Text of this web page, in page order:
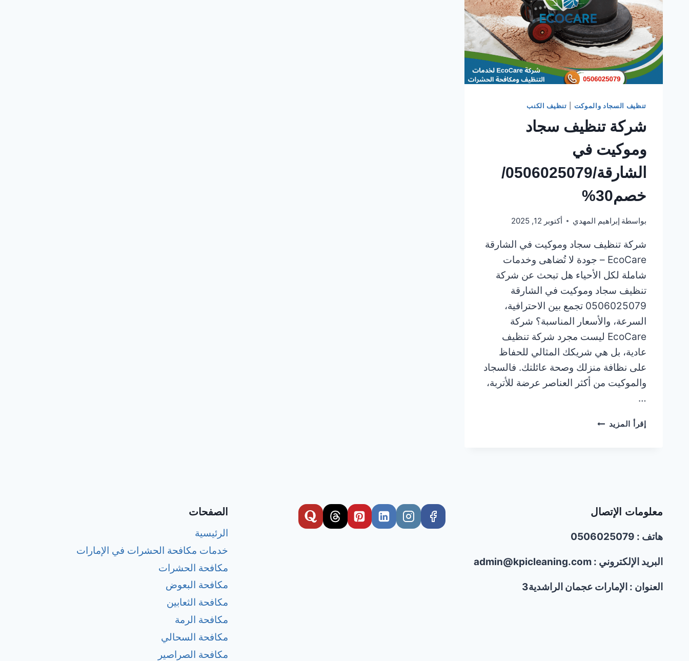
تنظيف السجاد والموكت تنظيف الكنب
شركة تنظيف سجاد
وموكيت في
الشارقة/0506025079/
خصم30%
بواسطة إبراهيم المهدي أكتوبر 12, 2025
شركة تنظيف سجاد وموكيت في الشارقة
EcoCare – جودة لا تُضاهى وخدمات
شاملة لكل الأحياء هل تبحث عن شركة
تنظيف سجاد وموكيت في الشارقة
0506025079 تجمع بين الاحترافية،
السرعة، والأسعار المناسبة؟ شركة
EcoCare ليست مجرد شركة تنظيف
عادية، بل هي شريكك المثالي للحفاظ
على نظافة منزلك وصحة عائلتك. فالسجاد
والموكيت من أكثر العناصر عرضة للأتربة،
…
إقرأ المزيد شركة
معلومات الإتصال
هاتف : 0506025079
البريد الإلكتروني : admin@kpicleaning.com
العنوان : الإمارات عجمان الراشدية3
الصفحات
الرئيسية
خدمات مكافحة الحشرات في الإمارات
مكافحة الحشرات
مكافحة البعوض
مكافحة الثعابين
مكافحة الرمة
مكافحة السحالي
مكافحة الصراصير